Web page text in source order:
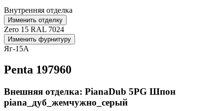
Внутренняя отделка
Изменить отделку
Zero 15 RAL 7024
Изменить фурнитуру
Яг-15А
Penta 197960
Внешняя отделка: PianaDub 5PG Шпон
piana_дуб_жемчужно_серый